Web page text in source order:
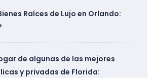
Raíces de Lujo en Orlando:
de algunas de las mejores
y privadas de Florida: